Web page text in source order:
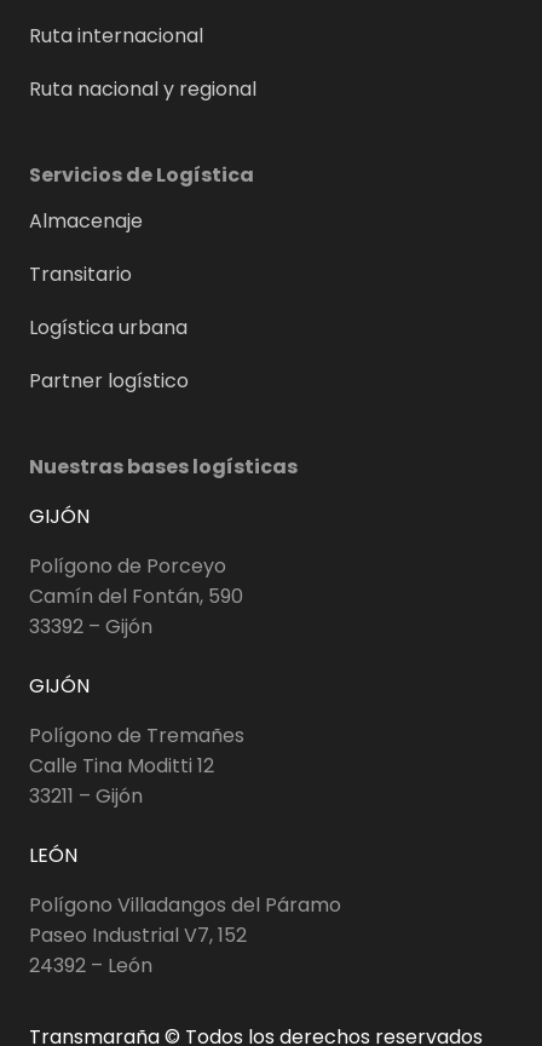
Ruta internacional
Ruta nacional y regional
Servicios de Logística
Almacenaje
Transitario
Logística urbana
Partner logístico
Nuestras bases logísticas
GIJÓN
Polígono de Porceyo
Camín del Fontán, 590
33392 – Gijón
GIJÓN
Polígono de Tremañes
Calle Tina Moditti 12
33211 – Gijón
LEÓN
Polígono Villadangos del Páramo
Paseo Industrial V7, 152
24392 – León
Transmaraña © Todos los derechos reservados